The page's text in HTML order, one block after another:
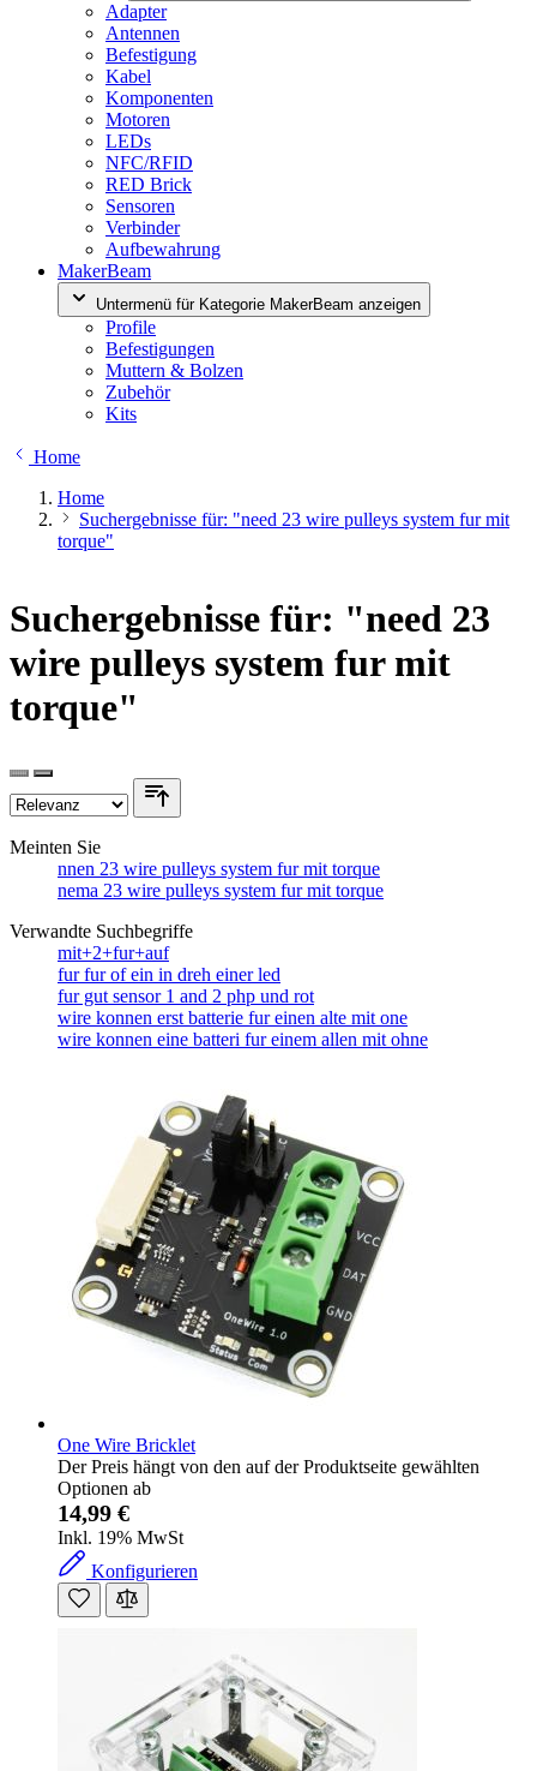
Adapter
Antennen
Befestigung
Kabel
Komponenten
Motoren
LEDs
NFC/RFID
RED Brick
Sensoren
Verbinder
Aufbewahrung
MakerBeam
Untermenü für Kategorie MakerBeam anzeigen
Profile
Befestigungen
Muttern & Bolzen
Zubehör
Kits
Home
Home
Suchergebnisse für: "need 23 wire pulleys system fur mit
torque"
Suchergebnisse für: "need 23
wire pulleys system fur mit
torque"
Meinten Sie
nnen 23 wire pulleys system fur mit torque
nema 23 wire pulleys system fur mit torque
Verwandte Suchbegriffe
mit+2+fur+auf
fur fur of ein in dreh einer led
fur gut sensor 1 and 2 php und rot
wire konnen erst batterie fur einen alte mit one
wire konnen eine batteri fur einem allen mit ohne
One Wire Bricklet
Der Preis hängt von den auf der Produktseite gewählten
Optionen ab
14,99 €
Inkl. 19% MwSt
Konfigurieren